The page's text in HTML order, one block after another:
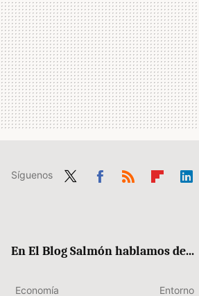
Síguenos
En El Blog Salmón hablamos de...
Economía Entorno